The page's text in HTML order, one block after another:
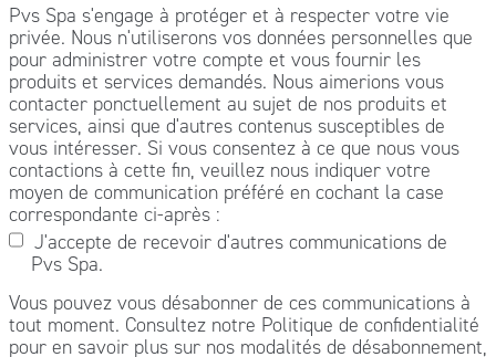
Pvs Spa s'engage à protéger et à respecter votre vie
privée. Nous n'utiliserons vos données personnelles que
pour administrer votre compte et vous fournir les
produits et services demandés. Nous aimerions vous
contacter ponctuellement au sujet de nos produits et
services, ainsi que d'autres contenus susceptibles de
vous intéresser. Si vous consentez à ce que nous vous
contactions à cette fin, veuillez nous indiquer votre
moyen de communication préféré en cochant la case
correspondante ci-après :
J'accepte de recevoir d'autres communications de
Pvs Spa.
Vous pouvez vous désabonner de ces communications à
tout moment. Consultez notre Politique de confidentialité
pour en savoir plus sur nos modalités de désabonnement,